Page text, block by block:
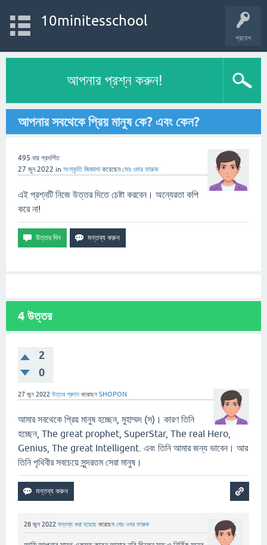
প্রবেশ
10minitesschool
আপনার প্রশ্ন করুন!
আপনার সবথেকে প্রিয় মানুষ কে? এবং কেন?
495 বার প্রদর্শিত
27 জুন 2022 in সংস্কৃতি জিজ্ঞাসা করেছেনমোঃ ওমর ফারুক
এই প্রশ্নটি নিজে উত্তর দিতে চেষ্টা করবেন। অন্যেরতা কপি
করে না!
4 উত্তর
2
0
27 জুন 2022 উত্তর প্রদান করেছেন SHOPON
আমার সবথেকে প্রিয় মানুষ হচ্ছেন, মুহাম্মদ (স)। কারণ তিনি
হচ্ছেন, The great prophet, SuperStar, The real Hero,
Genius, The great Intelligent. এবং তিনি আমার জন্য ভাবেন। আর
তিনি পৃথিবীর সবচেয়ে সুন্দরতম সেরা মানুষ।
28 জুন 2022 মন্তব্য করা হয়েছে করেছেন মোঃ ওমর ফারুক